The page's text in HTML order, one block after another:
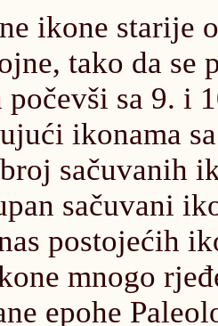
ikone starije
tako da se
sa 9. i
ikonama
sačuvanih
sačuvani
postojećih
mnogo
epohe